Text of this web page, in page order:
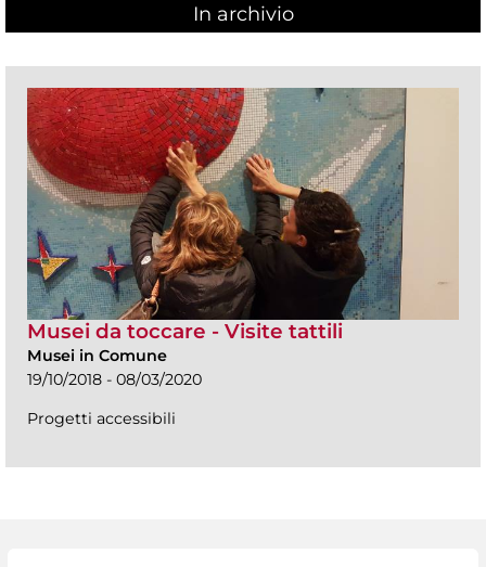
In archivio
Musei da toccare - Visite tattili
Musei in Comune
19/10/2018 - 08/03/2020
Progetti accessibili